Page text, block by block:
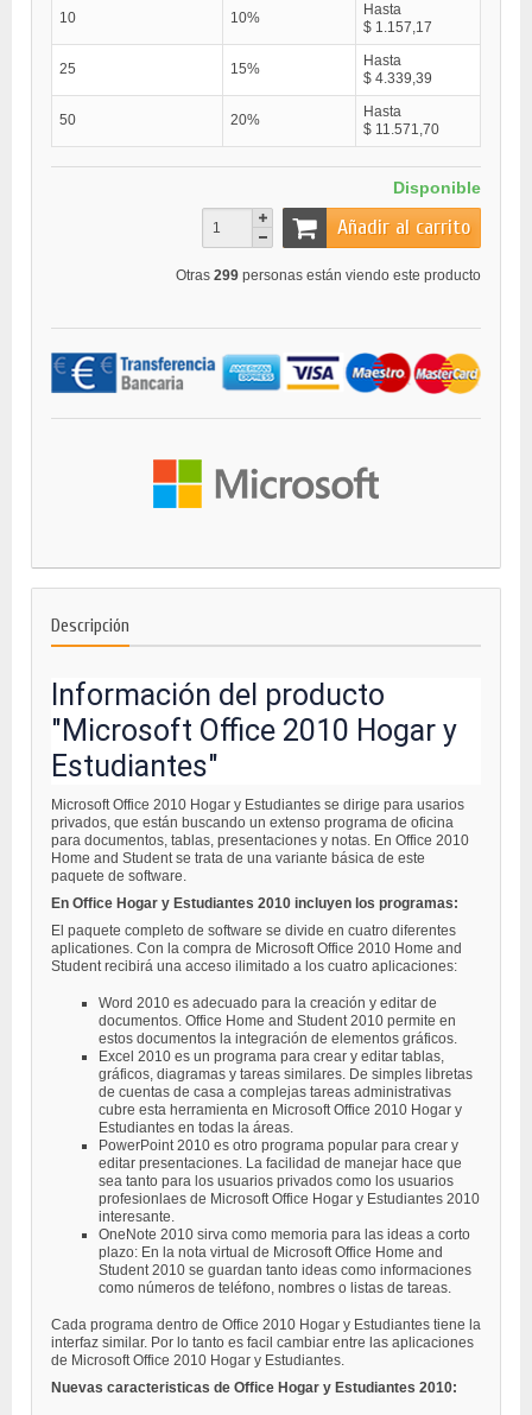
10 10%
Hasta
$ 1.157,17
25 15%
Hasta
$ 4.339,39
50 20%
Hasta
$ 11.571,70
Disponible
Añadir al carrito
Otras 299 personas están viendo este producto
Descripción
Información del producto
"Microsoft Office 2010 Hogar y
Estudiantes"
Microsoft Office 2010 Hogar y Estudiantes se dirige para usarios
privados, que están buscando un extenso programa de oficina
para documentos, tablas, presentaciones y notas. En Office 2010
Home and Student se trata de una variante básica de este
paquete de software.
En Office Hogar y Estudiantes 2010 incluyen los programas:
El paquete completo de software se divide en cuatro diferentes
aplicationes. Con la compra de Microsoft Office 2010 Home and
Student recibirá una acceso ilimitado a los cuatro aplicaciones:
Word 2010 es adecuado para la creación y editar de
documentos. Office Home and Student 2010 permite en
estos documentos la integración de elementos gráficos.
Excel 2010 es un programa para crear y editar tablas,
gráficos, diagramas y tareas similares. De simples libretas
de cuentas de casa a complejas tareas administrativas
cubre esta herramienta en Microsoft Office 2010 Hogar y
Estudiantes en todas la áreas.
PowerPoint 2010 es otro programa popular para crear y
editar presentaciones. La facilidad de manejar hace que
sea tanto para los usuarios privados como los usuarios
profesionlaes de Microsoft Office Hogar y Estudiantes 2010
interesante.
OneNote 2010 sirva como memoria para las ideas a corto
plazo: En la nota virtual de Microsoft Office Home and
Student 2010 se guardan tanto ideas como informaciones
como números de teléfono, nombres o listas de tareas.
Cada programa dentro de Office 2010 Hogar y Estudiantes tiene la
interfaz similar. Por lo tanto es facil cambiar entre las aplicaciones
de Microsoft Office 2010 Hogar y Estudiantes.
Nuevas caracteristicas de Office Hogar y Estudiantes 2010: